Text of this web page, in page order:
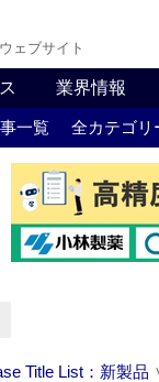
ェブサイト
業界情報
一覧 全カテゴリ
Title List：新製品